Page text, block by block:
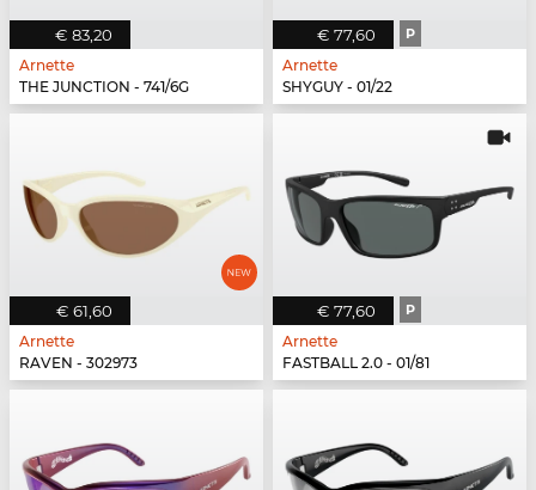
€ 83,20
Arnette
THE JUNCTION - 741/6G
€ 77,60 P
Arnette
SHYGUY - 01/22
€ 61,60
Arnette
RAVEN - 302973
€ 77,60 P
Arnette
FASTBALL 2.0 - 01/81